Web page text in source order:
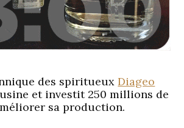
des spiritueuxDiageo
et investit 250 millions de
sa production.